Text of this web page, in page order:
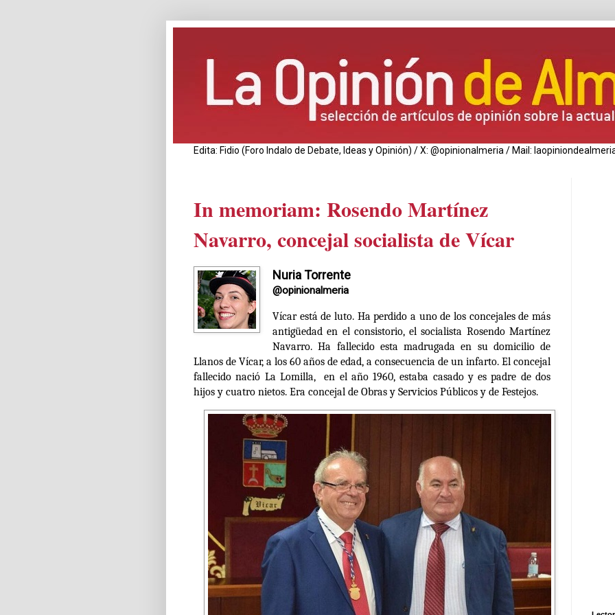
Edita: Fidio (Foro Indalo de Debate, Ideas y Opinión) / X: @opinionalmeria / Mail:
In memoriam: Rosendo Martínez
Navarro, concejal socialista de Vícar
Nuria Torrente
@opinionalmeria
Vícar está de luto. Ha perdido a uno de los concejales de más
antigüedad en el consistorio, el socialista Rosendo Martínez
Navarro. Ha fallecido esta madrugada en su domicilio de
Llanos de Vícar, a los 60 años de edad, a consecuencia de un infarto. El concejal
fallecido nació La Lomilla, en el año 1960, estaba casado y es padre de dos
hijos y cuatro nietos. Era concejal de Obras y Servicios Públicos y de Festejos.